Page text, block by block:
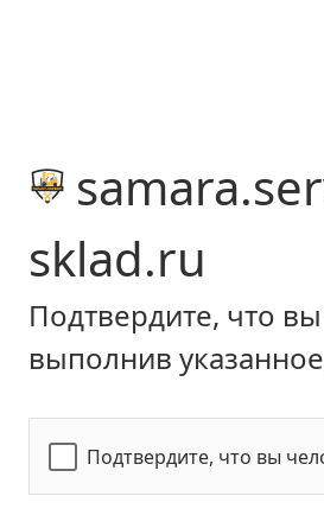
sklad.ru
Подтвердите, что
выполнив
Подтвердите, что вы